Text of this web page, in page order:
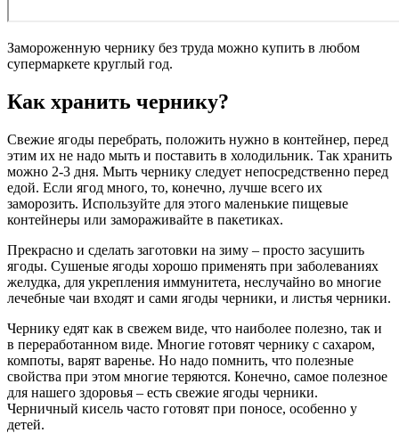
Замороженную чернику без труда можно купить в любом
супермаркете круглый год.
Как хранить чернику?
Свежие ягоды перебрать, положить нужно в контейнер, перед
этим их не надо мыть и поставить в холодильник. Так хранить
можно 2-3 дня. Мыть чернику следует непосредственно перед
едой. Если ягод много, то, конечно, лучше всего их
заморозить. Используйте для этого маленькие пищевые
контейнеры или замораживайте в пакетиках.
Прекрасно и сделать заготовки на зиму – просто засушить
ягоды. Сушеные ягоды хорошо применять при заболеваниях
желудка, для укрепления иммунитета, неслучайно во многие
лечебные чаи входят и сами ягоды черники, и листья черники.
Чернику едят как в свежем виде, что наиболее полезно, так и
в переработанном виде. Многие готовят чернику с сахаром,
компоты, варят варенье. Но надо помнить, что полезные
свойства при этом многие теряются. Конечно, самое полезное
для нашего здоровья – есть свежие ягоды черники.
Черничный кисель часто готовят при поносе, особенно у
детей.